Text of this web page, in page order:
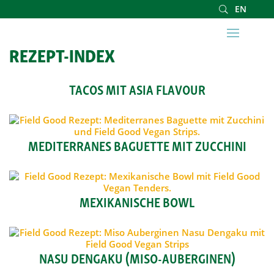
EN
REZEPT-INDEX
TACOS MIT ASIA FLAVOUR
MEDITERRANES BAGUETTE MIT ZUCCHINI
MEXIKANISCHE BOWL
NASU DENGAKU (MISO-AUBERGINEN)